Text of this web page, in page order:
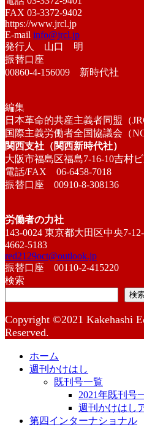
FAX 03-3372-9402
https://www.jrcl.jp
E-mail info@jrcl.jp
発行人 山口 明
振替口座
00860-4-156009 新時代社
編集
日本革命的共産主義者同盟（
国際主義労働者全国協議会（
関西支社（関西新時代社）
大阪市福島区福島7-16-10吉村
電話/FAX 06-6458-7018
振替口座 00910-8-308136
労働者の力社
143-0024 東京都大田区中央7-
4662-5183
red2129oct@outlook.jp
振替口座 00110-2-415220
検索
検
Copyright ©2021 Kakehashi
Reserved.
ホーム
週刊かけはし
既刊号一覧
2021年既刊号
週刊かけはし
第四インターナショナル